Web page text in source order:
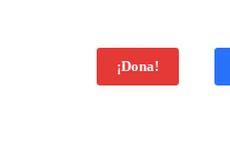
¡Dona!